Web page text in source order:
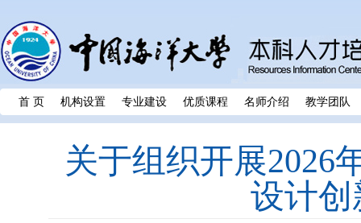
首 页 机构设置 专业建设 优质课程 名师介绍 教学团队
关于组织开展2026
设计